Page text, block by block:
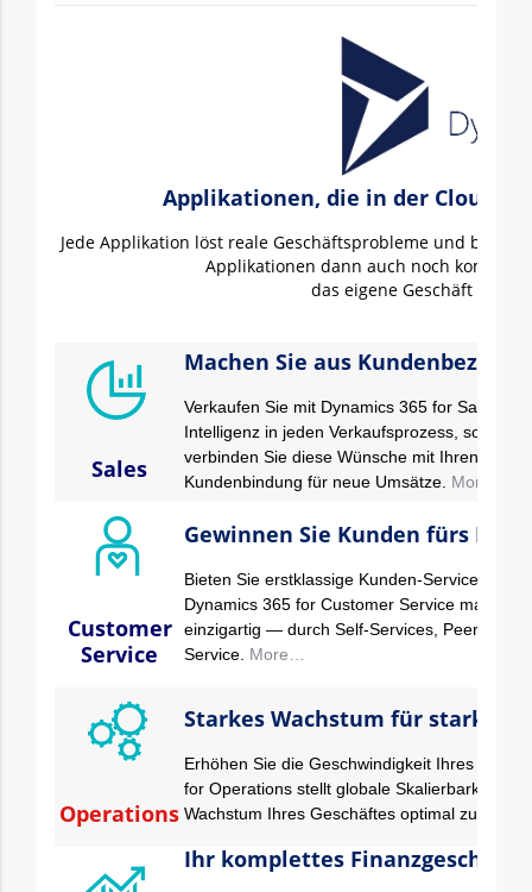
Applikationen, die in der Cloud
Jede Applikation löst reale Geschäftsprobleme und bietet
Applikationen dann auch noch
das eigene Geschäft
Sales
Machen Sie aus
Verkaufen Sie mit Dynamics 365 for Sales
Intelligenz in jeden Verkaufsprozess, so
verbinden Sie diese Wünsche mit Ihren
Kundenbindung für neue Umsätze More…
Customer
Service
Gewinnen Sie Kunden fürs
Bieten Sie erstklassige Kunden-Services an,
Dynamics 365 for Customer Service macht
einzigartig — durch Self-Services, Peer to
Service. More…
Operations
Starkes Wachstum für starkes
Erhöhen Sie die Geschwindigkeit Ihres
for Operations stellt globale Skalierbarkeit
Wachstum Ihres Geschäftes optimal zu
Ihr komplettes Finanzgeschäft